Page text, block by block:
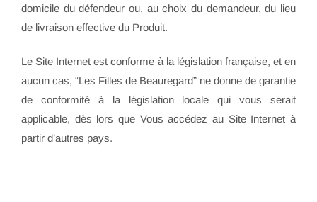
domicile du défendeur ou, au choix du demandeur, du lieu
de livraison effective du Produit.
Le Site Internet est conforme à la législation française, et en
aucun cas, “Les Filles de Beauregard” ne donne de garantie
de conformité à la législation locale qui vous serait
applicable, dès lors que Vous accédez au Site Internet à
partir d’autres pays.